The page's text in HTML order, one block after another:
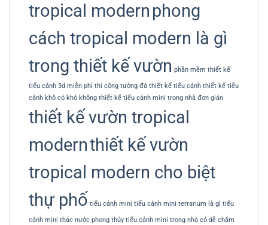
tropical modern phong
cách tropical modern là gì
trong thiết kế vườn phần mềm thiết kế
tiểu cảnh 3d miễn phí thi công tường đá thiết kế tiểu cảnh thiết kế tiểu
cảnh khô có khó không thiết kế tiểu cảnh mini trong nhà đơn giản
thiết kế vườn tropical
modernthiết kế vườn
tropical modern cho biệt
thự phố tiểu cảnh mini tiểu cảnh mini terrarium là gì tiểu
cảnh mini thác nước phong thủy tiểu cảnh mini trong nhà có dễ chăm